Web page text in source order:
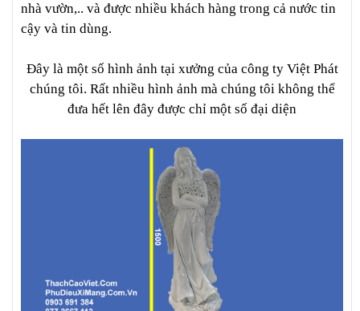
nhà vườn,.. và được nhiều khách hàng trong cả nước tin
cậy và tin dùng.
Đây là một số hình ảnh tại xưởng của công ty Việt Phát
chúng tôi. Rất nhiều hình ảnh mà chúng tôi không thể
đưa hết lên đây được chỉ một số đại diện